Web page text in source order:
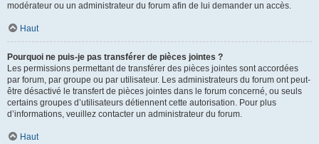
modérateur ou un administrateur du forum afin de lui demander un accès.
Haut
Pourquoi ne puis-je pas transférer de pièces jointes ?
Les permissions permettant de transférer des pièces jointes sont accordées
par forum, par groupe ou par utilisateur. Les administrateurs du forum ont peut-
être désactivé le transfert de pièces jointes dans le forum concerné, ou seuls
certains groupes d’utilisateurs détiennent cette autorisation. Pour plus
d’informations, veuillez contacter un administrateur du forum.
Haut